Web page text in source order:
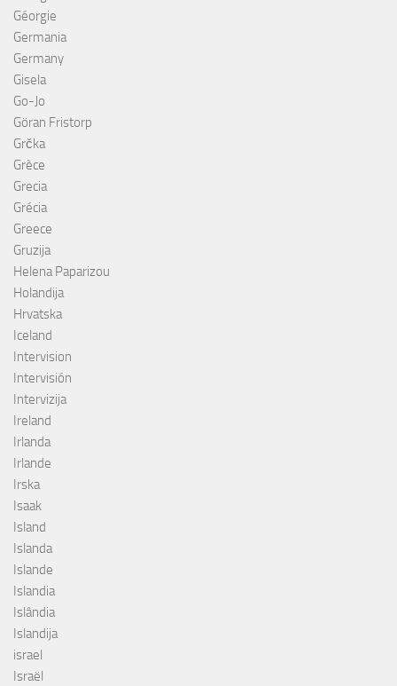
Géorgie
Germania
Germany
Gisela
Go-Jo
Göran Fristorp
Grčka
Grèce
Grecia
Grécia
Greece
Gruzija
Helena Paparizou
Holandija
Hrvatska
Iceland
Intervision
Intervisión
Intervizija
Ireland
Irlanda
Irlande
Irska
Isaak
Island
Islanda
Islande
Islandia
Islândia
Islandija
israel
Israël